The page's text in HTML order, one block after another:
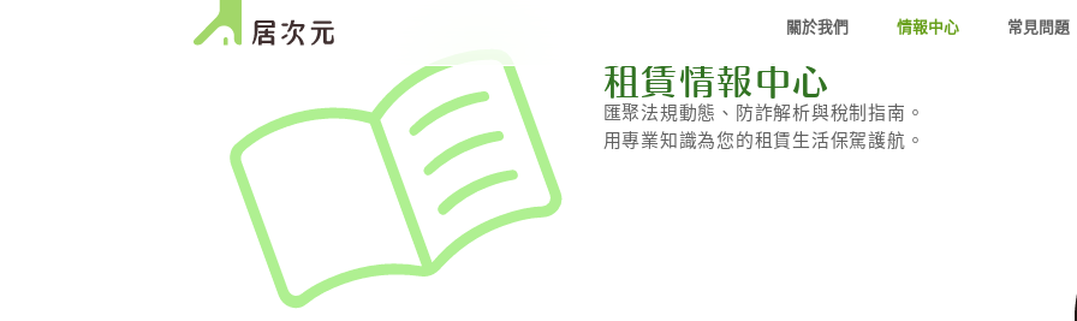
關於我們 情報中心 常見問題
租賃情報中心
匯聚法規動態、防詐解析與稅制指南。
用專業知識為您的租賃生活保駕護航。